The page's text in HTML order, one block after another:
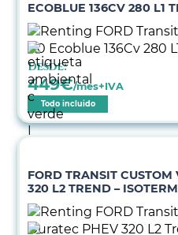
ECOBLUE 136CV 280 L1
Desde:
449€/mes+IVA
Todo incluido
FORD TRANSIT
320 L2 TREND –